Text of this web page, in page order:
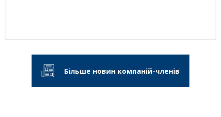
Більше новин компаній-членів